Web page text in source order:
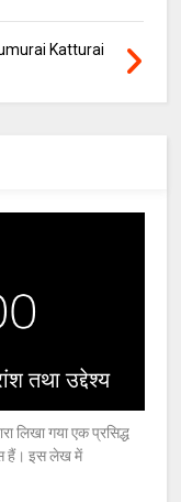
Katturai
तथा उद्देश्य
लिखा गया एक प्रसिद्ध
हैं। इस लेख में